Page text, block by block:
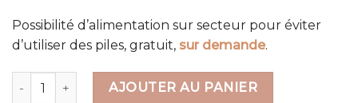
Possibilité d’alimentation sur secteur pour éviter
d’utiliser des piles, gratuit, sur demande.
quantité de RIDEAU LUMINEUX LED 3x3m
AJOUTER AU PANIER